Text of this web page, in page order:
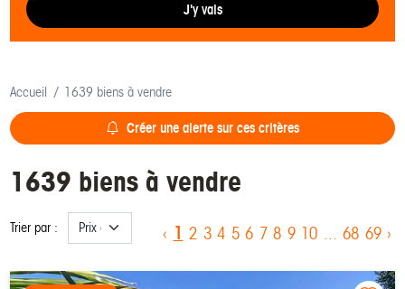
J'y vais
Accueil 1639 biens à vendre
Créer une alerte sur ces critères
1639 biens à vendre
Trier par : ‹ 1 2 3 4 5 6 7 8 9 10 ... 68 69 ›